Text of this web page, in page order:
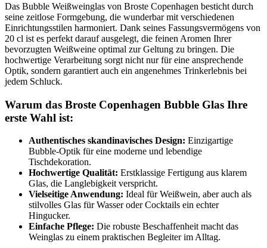
Das Bubble Weißweinglas von Broste Copenhagen besticht durch
seine zeitlose Formgebung, die wunderbar mit verschiedenen
Einrichtungsstilen harmoniert. Dank seines Fassungsvermögens von
20 cl ist es perfekt darauf ausgelegt, die feinen Aromen Ihrer
bevorzugten Weißweine optimal zur Geltung zu bringen. Die
hochwertige Verarbeitung sorgt nicht nur für eine ansprechende
Optik, sondern garantiert auch ein angenehmes Trinkerlebnis bei
jedem Schluck.
Warum das Broste Copenhagen Bubble Glas Ihre
erste Wahl ist:
Authentisches skandinavisches Design: Einzigartige
Bubble-Optik für eine moderne und lebendige
Tischdekoration.
Hochwertige Qualität: Erstklassige Fertigung aus klarem
Glas, die Langlebigkeit verspricht.
Vielseitige Anwendung: Ideal für Weißwein, aber auch als
stilvolles Glas für Wasser oder Cocktails ein echter
Hingucker.
Einfache Pflege: Die robuste Beschaffenheit macht das
Weinglas zu einem praktischen Begleiter im Alltag.